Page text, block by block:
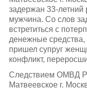
задержан 33-
мужчина. Со слов
встретиться с
денежные средства,
пришел супруг
конфликт,
Следствием ОМВД
Матвеевское г.